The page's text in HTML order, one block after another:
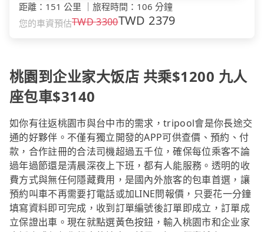
距離 ： 151 公里 旅程時間 ： 106 分鐘
您的車資預估TWD3300TWD 2379
桃園到企业家大饭店 共乘$1200 九人
座包車$3140
如你有往返桃園市與台中市的需求，tripool會是你長途交
通的好夥伴。不僅有獨立開發的APP可供查價、預約、付
款，合作註冊的合法司機超過五千位，確保每位乘客不論
過年過節還是清晨深夜上下班，都有人能服務。透明的收
費方式與無任何隱藏費用，是國內外旅客的包車首選，讓
預約叫車不再需要打電話或加LINE問報價，只要花一分鐘
填寫資料即可完成，收到訂單編號後訂單即成立，訂單成
立保證出車。現在就點選黃色按鈕，輸入桃園市和企业家